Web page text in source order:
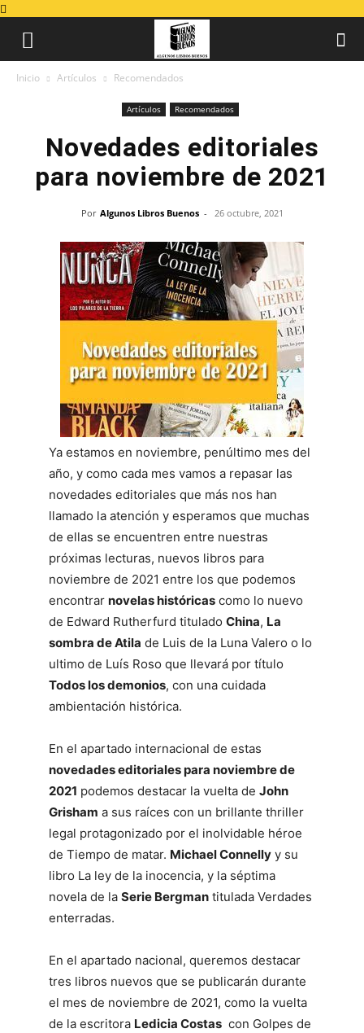
Inicio Artículos Recomendados
Artículos Recomendados
Novedades editoriales
para noviembre de 2021
Por Algunos Libros Buenos - 26 octubre, 2021
Ya estamos en noviembre, penúltimo mes del
año, y como cada mes vamos a repasar las
novedades editoriales que más nos han
llamado la atención y esperamos que muchas
de ellas se encuentren entre nuestras
próximas lecturas, nuevos libros para
noviembre de 2021 entre los que podemos
encontrar novelas históricas como lo nuevo
de Edward Rutherfurd titulado China, La
sombra de Atila de Luis de la Luna Valero o lo
ultimo de Luís Roso que llevará por título
Todos los demonios, con una cuidada
ambientación histórica.
En el apartado internacional de estas
novedades editoriales para noviembre de
2021 podemos destacar la vuelta de John
Grisham a sus raíces con un brillante thriller
legal protagonizado por el inolvidable héroe
de Tiempo de matar. Michael Connelly y su
libro La ley de la inocencia, y la séptima
novela de la Serie Bergman titulada Verdades
enterradas.
En el apartado nacional, queremos destacar
tres libros nuevos que se publicarán durante
el mes de noviembre de 2021, como la vuelta
de la escritora Ledicia Costas con Golpes de